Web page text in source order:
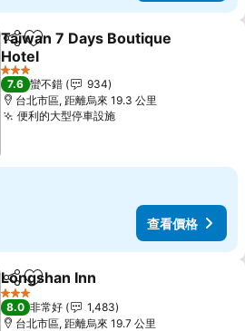
分享 加入我的最愛
Taiwan 7 Days Boutique
Hotel
3 星級
7.6 蠻不錯
934
台北市區, 距離烏來 19.3 公里
便利的大型停車設施
查看價格
分享 加入我的最愛
Longshan Inn
3 星級
8.0 非常好
1,483
台北市區, 距離烏來 19.7 公里